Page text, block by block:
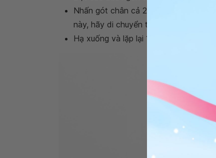
Nhấn gót chân cả 2 bên để đẩy
này, hãy di chuyển từ từ và siết các
Hạ xuống và lặp lại 1-3 set, mỗi set 12-